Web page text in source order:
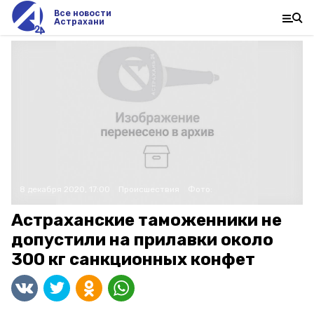
Все новости
Астрахани
Астраханские таможенники не
допустили на прилавки около
300 кг санкционных конфет